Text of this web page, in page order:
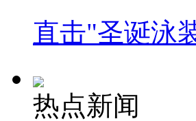
直击"圣诞泳
热点新闻